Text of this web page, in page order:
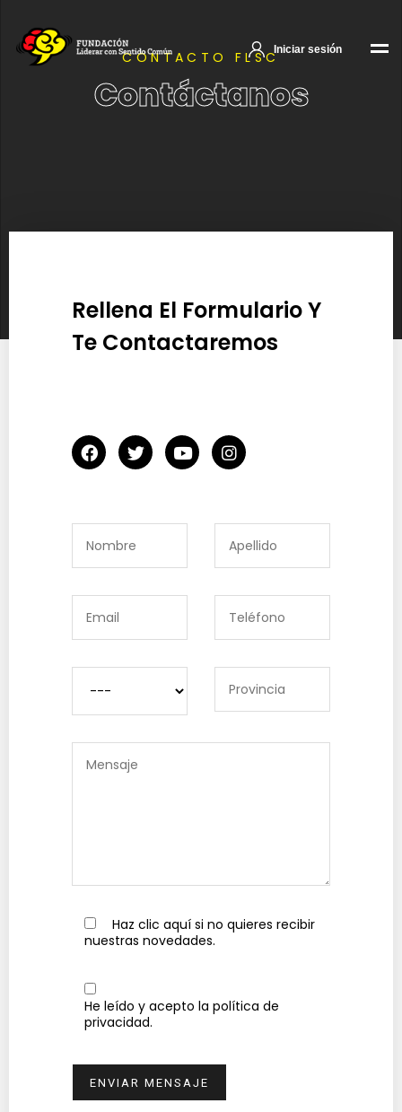
CONTACTO FLSC
Contáctanos
Rellena El Formulario Y
Te Contactaremos
 Haz clic aquí si no quieres recibir
nuestras novedades.
He leído y acepto la política de
privacidad.
ENVIAR MENSAJE
Iniciar sesión